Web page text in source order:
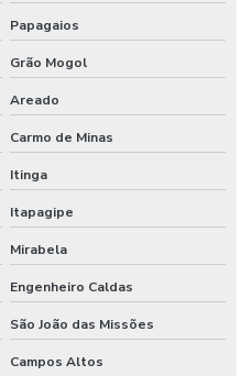
e corporativa
industrial
Preventiva
Papagaios
Grão Mogol
Areado
Carmo de Minas
Itinga
Itapagipe
Mirabela
Engenheiro Caldas
São João das Missões
Campos Altos